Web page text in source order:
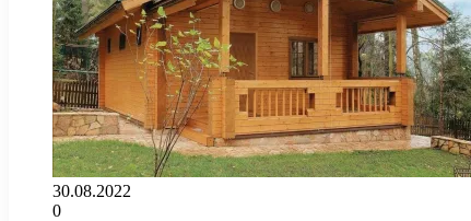
30.08.2022
0